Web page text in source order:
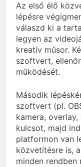
Az első élő
lépésre
válaszd ki a
legyen az
kreatív műsor.
szoftvert,
működését.
Második
szoftvert (pl.
kamera,
kulcsot, majd
platformon van
közvetítésre is,
minden rendben